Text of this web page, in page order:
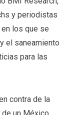
y periodistas
los que se
el saneamiento
para las
contra de la